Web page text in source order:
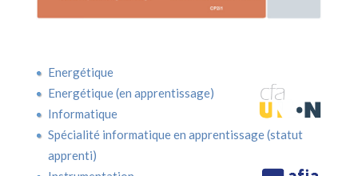
Energétique
Energétique (en apprentissage)
Informatique
Spécialité informatique en apprentissage (statut
apprenti)